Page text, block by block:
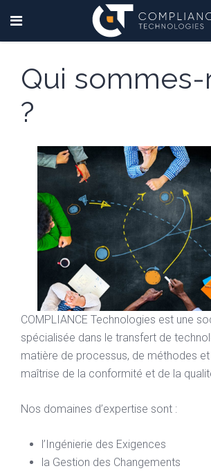
Qui
?
COMPLIANCE Technologies est une
spécialisée dans le transfert de
matière de processus, de méthodes et
maîtrise de la conformité et de la
Nos domaines d’expertise sont :
l’Ingénierie des Exigences
la Gestion des Changements